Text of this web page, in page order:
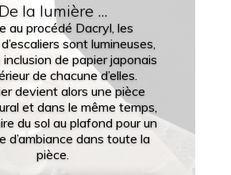
De la lumière ...
au procédé Dacryl, les
sont lumineuses,
de papier japonais
de chacune d’elles.
devient alors une pièce
et dans le même temps,
du sol au plafond pour un
d’ambiance dans toute la
pièce.